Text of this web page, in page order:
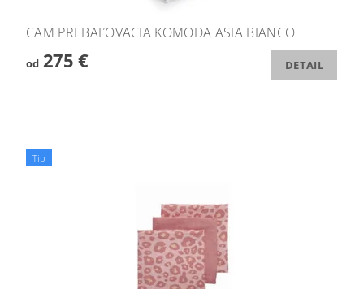
CAM PREBAĽOVACIA KOMODA ASIA BIANCO
od275 € DETAIL
Tip